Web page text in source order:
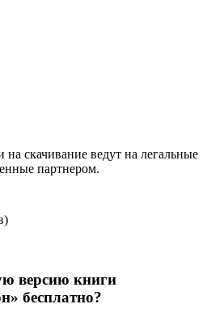
скачивание ведут на легальные
партнером.
версию книги
бесплатно?